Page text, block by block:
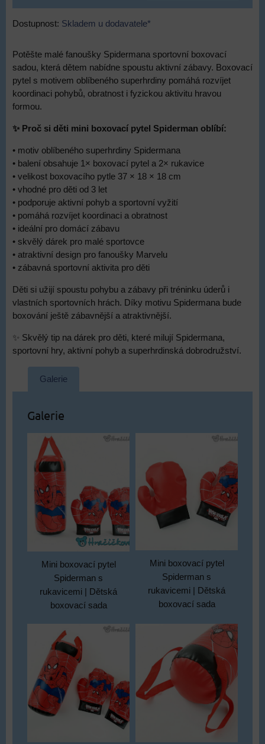
Dostupnost: Skladem u dodavatele*
Potěšte malé fanoušky Spidermana sportovní boxovací
sadou, která dětem nabídne spoustu aktivní zábavy. Boxovací
pytel s motivem oblíbeného superhrdiny pomáhá rozvíjet
koordinaci pohybů, obratnost i fyzickou aktivitu hravou
formou.
✨ Proč si děti mini boxovací pytel Spiderman oblíbí:
• motiv oblíbeného superhrdiny Spidermana
• balení obsahuje 1× boxovací pytel a 2× rukavice
• velikost boxovacího pytle 37 × 18 × 18 cm
• vhodné pro děti od 3 let
• podporuje aktivní pohyb a sportovní vyžití
• pomáhá rozvíjet koordinaci a obratnost
• ideální pro domácí zábavu
• skvělý dárek pro malé sportovce
• atraktivní design pro fanoušky Marvelu
• zábavná sportovní aktivita pro děti
Děti si užijí spoustu pohybu a zábavy při tréninku úderů i
vlastních sportovních hrách. Díky motivu Spidermana bude
boxování ještě zábavnější a atraktivnější.
✨ Skvělý tip na dárek pro děti, které milují Spidermana,
sportovní hry, aktivní pohyb a superhrdinská dobrodružství.
Galerie
Galerie
Mini boxovací pytel
Spiderman s
rukavicemi | Dětská
boxovací sada
Mini boxovací pytel
Spiderman s
rukavicemi | Dětská
boxovací sada